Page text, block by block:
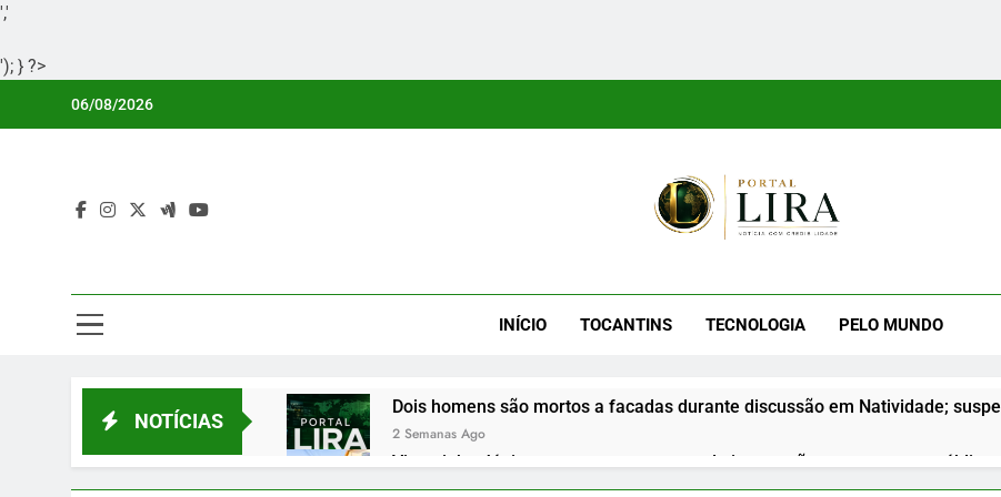
','
'); } ?>
06/08/2026
E Uma Boa Experiência
INÍCIO TOCANTINS TECNOLOGIA PELO MUNDO
NOTÍCIAS
Dois homens são mortos a facadas durante discussão em Natividade;
2 Semanas Ago
Vicentinho Júnior apresenta propostas de integração na segurança pública
2 Semanas Ago